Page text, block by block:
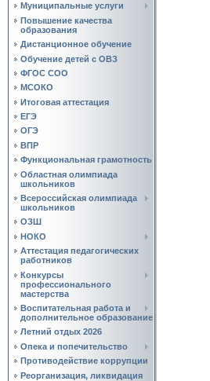
Муниципальные услуги
Повышение качества
образования
Дистанционное обучение
Обучение детей с ОВЗ
ФГОС СОО
МСОКО
Итоговая аттестация
ЕГЭ
ОГЭ
ВПР
Функциональная грамотность
Областная олимпиада
школьников
Всероссийская олимпиада
школьников
ОЗШ
НОКО
Аттестация педагогических
работников
Конкурсы
профессионального
мастерства
Воспитательная работа и
дополнительное образование
Летний отдых 2026
Опека и попечительство
Противодействие коррупции
Реорганизация, ликвидация